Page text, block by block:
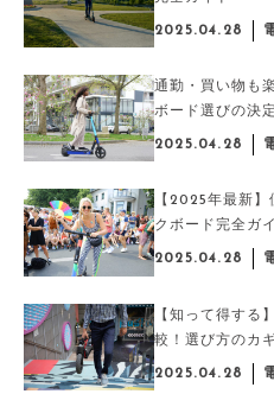
2025.04.28
通勤・買い物も
ボード選びの決
2025.04.28
【2025年最新
クボード完全ガ
2025.04.28
【知って得する
較！選び方のカ
2025.04.28